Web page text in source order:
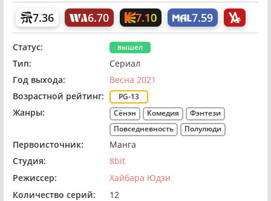
7.36 6.70 7.10 7.59
Статус: вышел
Тип:
Сериал
Год выхода:
Весна 2021
Возрастной рейтинг:
PG-13
Жанры: Сёнэн Комедия
Фэнтези
Повседневность
Полулюди
Первоисточник:
Манга
Студия:
8bit
Режиссер:
Хайбара Юдзи
Количество серий:
12